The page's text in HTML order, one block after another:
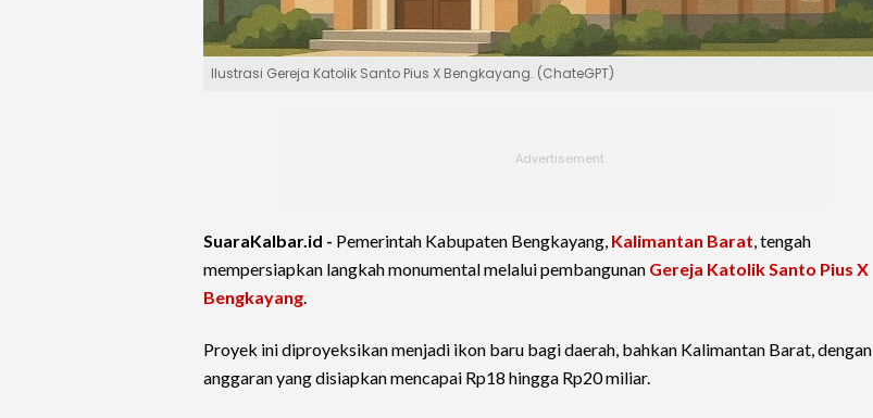
Ilustrasi Gereja Katolik Santo Pius X Bengkayang. (ChateGPT)
SuaraKalbar.id - Pemerintah Kabupaten Bengkayang, Kalimantan Barat, tengah
mempersiapkan langkah monumental melalui pembangunan Gereja Katolik Santo Pius X
Bengkayang.
Proyek ini diproyeksikan menjadi ikon baru bagi daerah, bahkan Kalimantan Barat, dengan
anggaran yang disiapkan mencapai Rp18 hingga Rp20 miliar.